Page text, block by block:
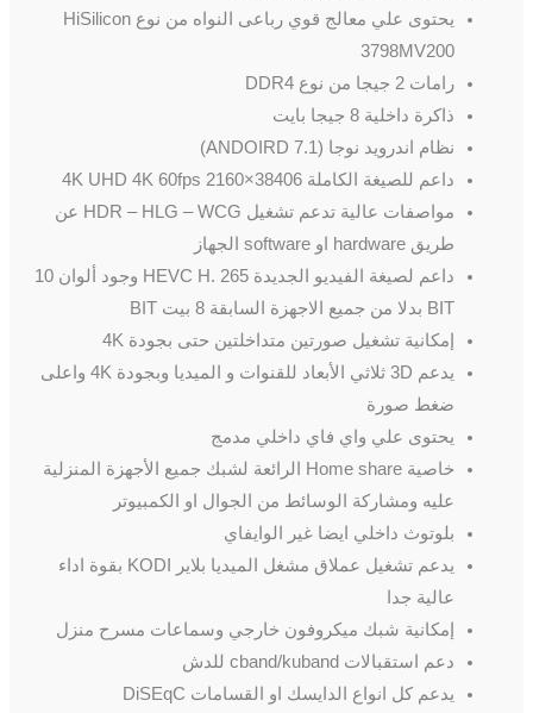
يحتوى علي معالج قوي رباعى النواه من نوع HiSilicon
3798MV200
رامات 2 جيجا من نوع DDR4
ذاكرة داخلية 8 جيجا بايت
نظام اندرويد نوجا (ANDOIRD 7.1)
داعم للصيغة الكاملة 4K UHD 4K 60fps 2160×38406
مواصفات عالية تدعم تشغيل HDR – HLG – WCG عن
طريق hardware او software الجهاز
داعم لصيغة الفيديو الجديدة HEVC H. 265 وجود ألوان 10
BIT بدلا من جميع الاجهزة السابقة 8 بيت BIT
إمكانية تشغيل صورتين متداخلتين حتى بجودة 4K
يدعم 3D ثلاثي الأبعاد للقنوات و الميديا وبجودة 4K واعلى
ضغط صورة
يحتوى علي واي فاي داخلي مدمج
خاصية Home share الرائعة لشبك جميع الأجهزة المنزلية
عليه ومشاركة الوسائط من الجوال او الكمبيوتر
بلوتوث داخلي ايضا غير الوايفاي
يدعم تشغيل عملاق مشغل الميديا بلاير KODI بقوة اداء
عالية جدا
إمكانية شبك ميكروفون خارجي وسماعات مسرح منزل
دعم استقبالات cband/kuband للدش
يدعم كل انواع الدايسك او القسامات DiSEqC